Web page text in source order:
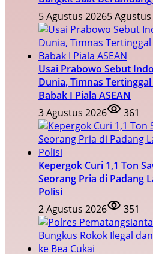
5 Agustus 20265
Usai Prabowo Sebut
Dunia, Timnas
Babak I Piala ASEAN
3 Agustus 2026
361
Kepergok Curi 1,1 Ton
Seorang Pria di Padang
Polisi
2 Agustus 2026
351